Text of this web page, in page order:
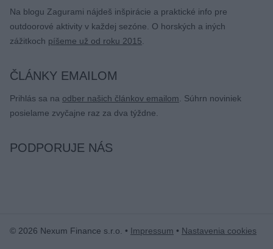
Na blogu Zagurami nájdeš inšpirácie a praktické info pre
outdoorové aktivity v každej sezóne. O horských a iných
zážitkoch píšeme už od roku 2015.
ČLÁNKY EMAILOM
Prihlás sa na odber našich článkov emailom. Súhrn noviniek
posielame zvyčajne raz za dva týždne.
PODPORUJE NÁS
© 2026 Nexum Finance s.r.o. • Impressum • Nastavenia cookies